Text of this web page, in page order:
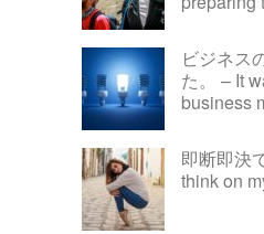
ビジネス
た。 – It
business
即断即決
think on